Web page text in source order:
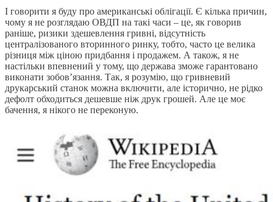
І говорити я буду про американські облігації. Є кілька причин,
чому я не розглядаю ОВДП на такі часи – це, як говорив
раніше, ризики здешевлення гривні, відсутність
централізованого вторинного ринку, тобто, часто це велика
різниця між ціною придбання і продажем. А також, я не
настільки впевнений у тому, що держава зможе гарантовано
виконати зобов’язання. Так, я розумію, що гривневий
друкарський станок можна включити, але історично, не рідко
дефолт обходиться дешевше ніж друк грошей. Але це моє
бачення, я нікого не переконую.